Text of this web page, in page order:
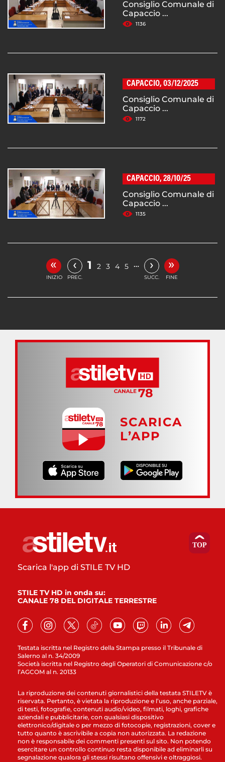
Consiglio Comunale di
Capaccio ...
1136
CAPACCIO, 03/12/2025
Consiglio Comunale di
Capaccio ...
1172
CAPACCIO, 28/10/25
Consiglio Comunale di
Capaccio ...
1135
«
INIZIO
‹
PREC.
1 2 3 4 5 … ›
SUCC.
»
FINE
SCARICA
L’APP
Testata iscritta nel Registro della Stampa presso il Tribunale di
Salerno al n. 34/2009
Società iscritta nel Registro degli Operatori di Comunicazione c/o
l’AGCOM al n. 20133
Scarica l'app di STILE TV HD
STILE TV HD in onda su:
CANALE 78 DEL DIGITALE TERRESTRE
La riproduzione dei contenuti giornalistici della testata STILETV è
riservata. Pertanto, è vietata la riproduzione e l’uso, anche parziale,
di testi, fotografie, contenuti audio/video, filmati, loghi, grafiche
aziendali e pubblicitarie, con qualsiasi dispositivo
elettronico/digitale o per mezzo di fotocopie, registrazioni, cover e
tutto quanto è ascrivibile a copia non autorizzata. La redazione
non è responsabile dei commenti presenti sul sito. Non potendo
esercitare un controllo continuo resta disponibile ad eliminarli su
segnalazione qualora gli stessi risultano offensivi e oltraggiosi.